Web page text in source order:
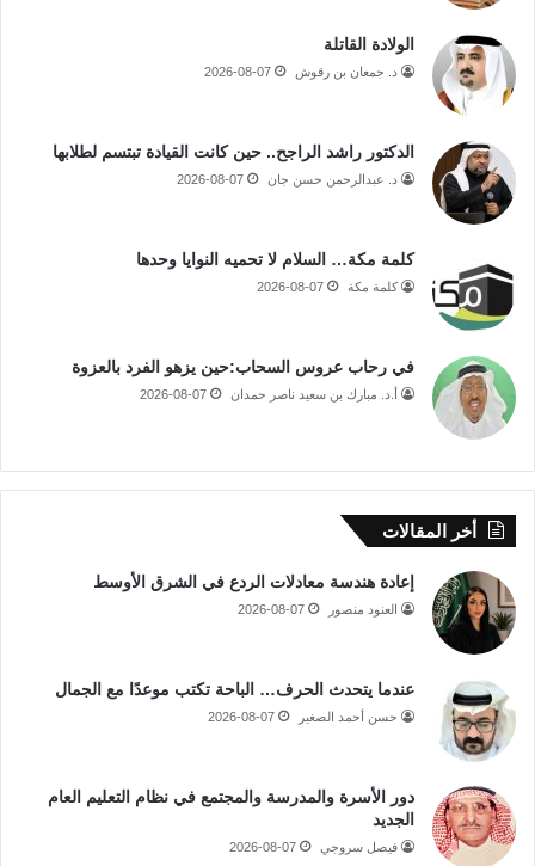
الولادة القاتلة
د. جمعان بن رقوش 2026-08-07
الدكتور راشد الراجح.. حين كانت القيادة تبتسم لطلابها
د. عبدالرحمن حسن جان 2026-08-07
كلمة مكة… السلام لا تحميه النوايا وحدها
كلمة مكة 2026-08-07
في رحاب عروس السحاب:حين يزهو الفرد بالعزوة
أ.د. مبارك بن سعيد ناصر حمدان 2026-08-07
أخر المقالات
إعادة هندسة معادلات الردع في الشرق الأوسط
العنود منصور 2026-08-07
عندما يتحدث الحرف… الباحة تكتب موعدًا مع الجمال
حسن أحمد الصغير 2026-08-07
دور الأسرة والمدرسة والمجتمع في نظام التعليم العام
الجديد
فيصل سروجي 2026-08-07